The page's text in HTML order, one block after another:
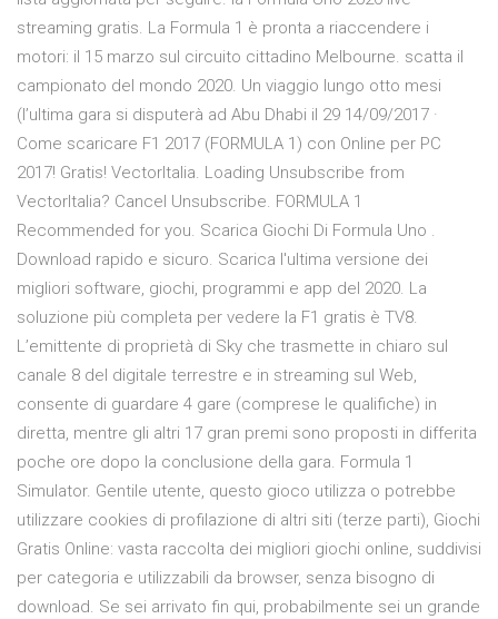
streaming gratis. La Formula 1 è pronta a riaccendere i
motori: il 15 marzo sul circuito cittadino Melbourne. scatta il
campionato del mondo 2020. Un viaggio lungo otto mesi
(l’ultima gara si disputerà ad Abu Dhabi il 29 14/09/2017 ·
Come scaricare F1 2017 (FORMULA 1) con Online per PC
2017! Gratis! VectorItalia. Loading Unsubscribe from
VectorItalia? Cancel Unsubscribe. FORMULA 1
Recommended for you. Scarica Giochi Di Formula Uno .
Download rapido e sicuro. Scarica l'ultima versione dei
migliori software, giochi, programmi e app del 2020. La
soluzione più completa per vedere la F1 gratis è TV8.
L’emittente di proprietà di Sky che trasmette in chiaro sul
canale 8 del digitale terrestre e in streaming sul Web,
consente di guardare 4 gare (comprese le qualifiche) in
diretta, mentre gli altri 17 gran premi sono proposti in differita
poche ore dopo la conclusione della gara. Formula 1
Simulator. Gentile utente, questo gioco utilizza o potrebbe
utilizzare cookies di profilazione di altri siti (terze parti), Giochi
Gratis Online: vasta raccolta dei migliori giochi online, suddivisi
per categoria e utilizzabili da browser, senza bisogno di
download. Se sei arrivato fin qui, probabilmente sei un grande